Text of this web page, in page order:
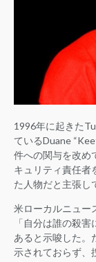
1996年に起きた
ているDuane
件への関与を改め
キュリティ責任者
た人物だと主張し
米ローカルニュー
「自分は誰の殺
あると示唆した。
示されておらず、